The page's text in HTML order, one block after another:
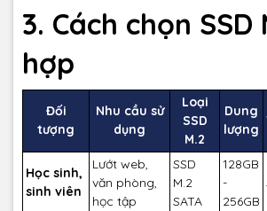
3. Cách chọn SSD
hợp
Đối
tượng
Nhu cầu sử
dụng
Loại
SSD
M.2
Dung
lượng
Học sinh,
sinh viên
Lướt web,
văn phòng,
học tập
SSD
M.2
SATA
128GB
-
256GB